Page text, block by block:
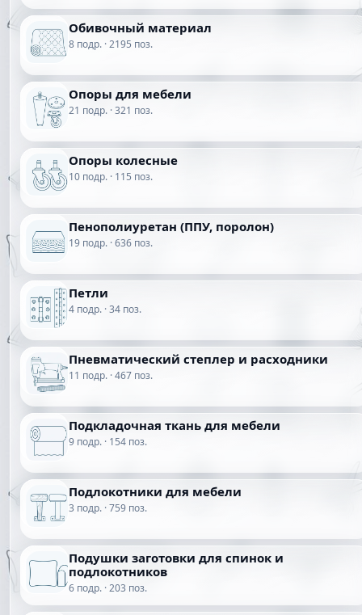
Обивочный материал
8 подр. · 2195 поз.
Опоры для мебели
21 подр. · 321 поз.
Опоры колесные
10 подр. · 115 поз.
Пенополиуретан (ППУ, поролон)
19 подр. · 636 поз.
Петли
4 подр. · 34 поз.
Пневматический степлер и расходники
11 подр. · 467 поз.
Подкладочная ткань для мебели
9 подр. · 154 поз.
Подлокотники для мебели
3 подр. · 759 поз.
Подушки заготовки для спинок и
подлокотников
6 подр. · 203 поз.